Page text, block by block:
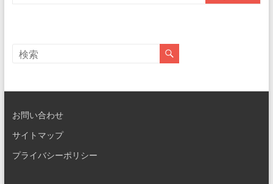
お問い合わせ
サイトマップ
プライバシーポリシー